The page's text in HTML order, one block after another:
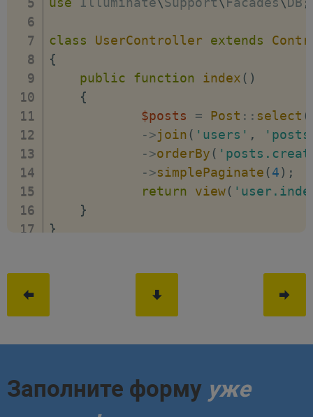
class UserController extends
{
public
function index ( )
{
$posts
= Post :: select (
->join ( 'users' ,
->orderBy (
->simplePaginate (4) ;
return
view(
}
}
Заполните форму уже